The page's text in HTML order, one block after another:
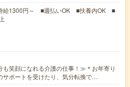
給1300円～ ■週払いOK ■扶養内OK ■
笑顔になれる介護の仕事！≫＊お年寄り
サポートを受けたり、気分転換で…